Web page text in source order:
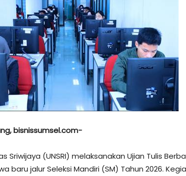
bisnissumsel.com-
Sriwijaya (UNSRI) melaksanakan Ujian Tulis
baru jalur Seleksi Mandiri (SM) Tahun 2026.